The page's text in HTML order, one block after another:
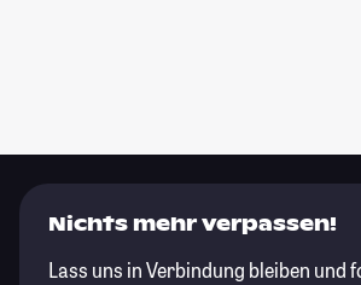
Nichts mehr verpassen!
Lass uns in Verbindung bleiben und